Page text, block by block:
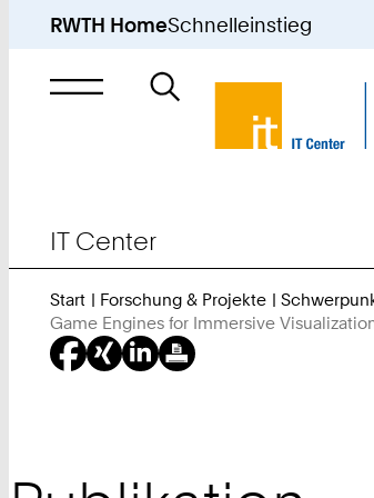
RWTH HomeSchnelleinstieg
Suche
nach
IT Center
Start Forschung & Projekte
Game Engines for Immersive